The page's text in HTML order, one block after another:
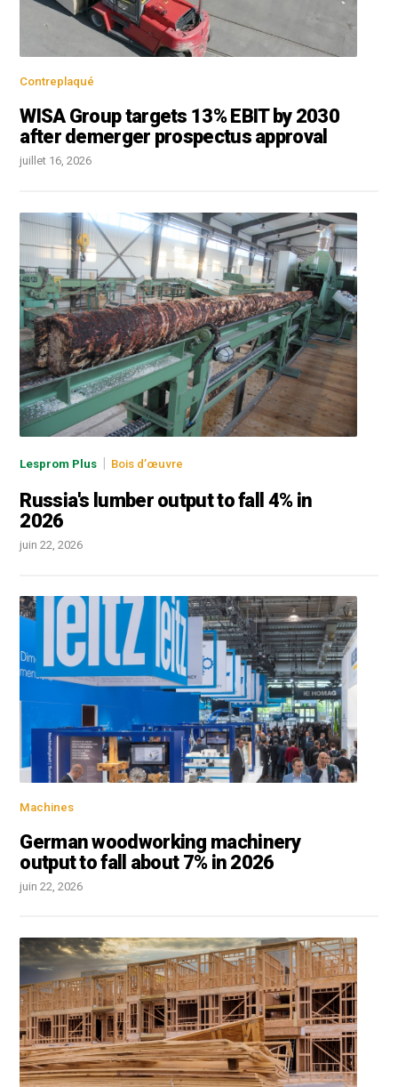
Contreplaqué
WISA Group targets 13% EBIT by 2030
after demerger prospectus approval
juillet 16, 2026
Lesprom Plus Bois d’œuvre
Russia's lumber output to fall 4% in
2026
juin 22, 2026
Machines
German woodworking machinery
output to fall about 7% in 2026
juin 22, 2026